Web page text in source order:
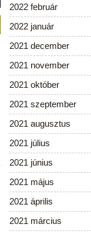
2022 február
2022 január
2021 december
2021 november
2021 október
2021 szeptember
2021 augusztus
2021 július
2021 június
2021 május
2021 április
2021 március